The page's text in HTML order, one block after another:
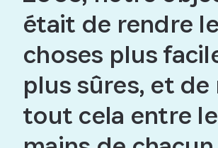
était de rendre
choses plus
plus sûres, et
tout cela entre